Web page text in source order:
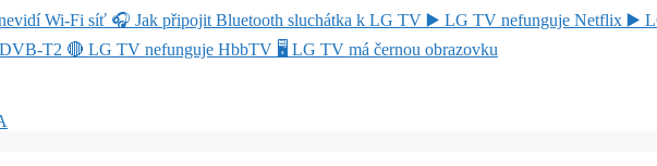
Wi-Fi síť 🎧 Jak připojit Bluetooth sluchátka k LG TV ▶️ LG TV nefunguje Netflix ▶️
T2 🔴 LG TV nefunguje HbbTV 🖥️ LG TV má černou obrazovku